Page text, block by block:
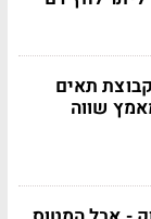
תאים
שווה